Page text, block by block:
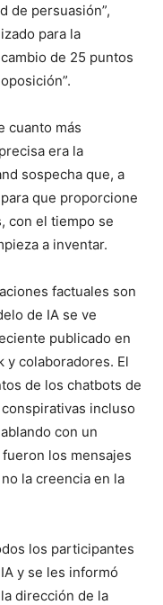
de persuasión”,
para la
de 25 puntos
cuanto más
era la
sospecha que, a
que proporcione
con el tiempo se
a inventar.
factuales son
de IA se ve
publicado en
y colaboradores. El
de los chatbots de
incluso
con un
los mensajes
la creencia en la
los participantes
y se les informó
dirección de la